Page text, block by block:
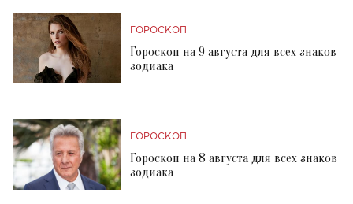
ГОРОСКОП
Гороскоп на 9 августа для всех знаков
зодиака
ГОРОСКОП
Гороскоп на 8 августа для всех знаков
зодиака